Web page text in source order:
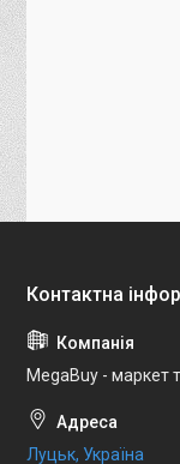
MegaBuy - маркет
Луцьк, Україна